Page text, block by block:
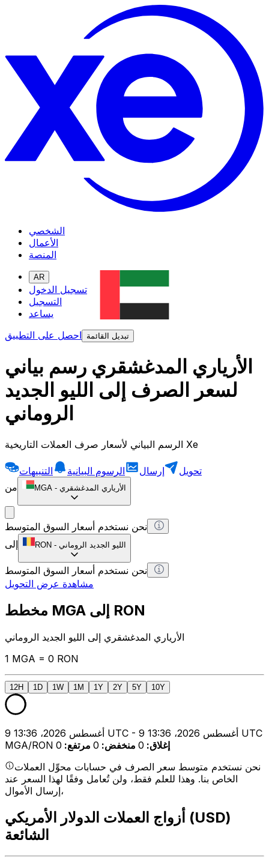
الشخصي
الأعمال
المنصة
AR
تسجيل الدخول
التسجيل
يساعد
احصل على التطبيق
تبديل القائمة
الأرياري المدغشقري رسم بياني
لسعر الصرف إلى الليو الجديد
الروماني
الرسم البياني لأسعار صرف العملات التاريخية Xe
تحويل إرسال الرسوم البيانية
التنبيهات
من
MGA - الأرياري المدغشقري
نحن نستخدم أسعار السوق المتوسط
إلى
RON - الليو الجديد الروماني
نحن نستخدم أسعار السوق المتوسط
مشاهدة عرض التحويل
مخطط MGA إلى RON
الأرياري المدغشقري إلى الليو الجديد الروماني
1 MGA = 0 RON
12H 1D 1W 1M 1Y 2Y 5Y 10Y
9 أغسطس 2026، 13:36 UTC - 9 أغسطس 2026، 13:36 UTC
MGA/RON
إغلاق:
0 منخفض:
0 مرتفع:
0
نحن نستخدم متوسط سعر الصرف في حسابات محوِّل العملات
الخاص بنا. وهذا للعلم فقط، ولن تُعامل وفقًا لهذا السعر عند
إرسال الأموال،
أزواج العملات الدولار الأمريكي (USD)
الشائعة